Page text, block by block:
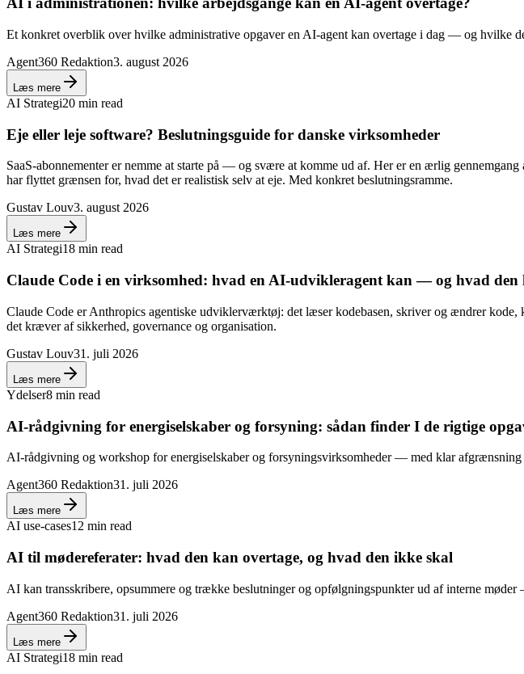
Et konkret overblik over hvilke administrative opgaver en AI-agent kan overtage i dag — og hvilke
Agent360 Redaktion3. august 2026
Læs mere
AI Strategi20 min read
Eje eller leje software? Beslutningsguide for danske virksomheder
SaaS-abonnementer er nemme at starte på — og svære at komme ud af. Her er en ærlig
har flyttet grænsen for, hvad det er realistisk selv at eje. Med konkret beslutningsramme.
Gustav Louv3. august 2026
Læs mere
AI Strategi18 min read
Claude Code i en virksomhed: hvad en AI-udvikleragent kan — og hvad
Claude Code er Anthropics agentiske udviklerværktøj: det læser kodebasen, skriver og ændrer
det kræver af sikkerhed, governance og organisation.
Gustav Louv31. juli 2026
Læs mere
Ydelser8 min read
AI-rådgivning for energiselskaber og forsyning: sådan finder I de rigtige
AI-rådgivning og workshop for energiselskaber og forsyningsvirksomheder — med klar afgrænsning
Agent360 Redaktion31. juli 2026
Læs mere
AI use-cases12 min read
AI til mødereferater: hvad den kan overtage, og hvad den ikke skal
AI kan transskribere, opsummere og trække beslutninger og opfølgningspunkter ud af interne
Agent360 Redaktion31. juli 2026
Læs mere
AI Strategi18 min read